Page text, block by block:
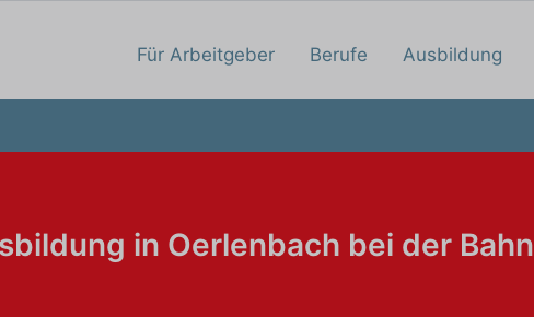
Für Arbeitgeber Berufe Ausbildung
in Oerlenbach bei der Bahn